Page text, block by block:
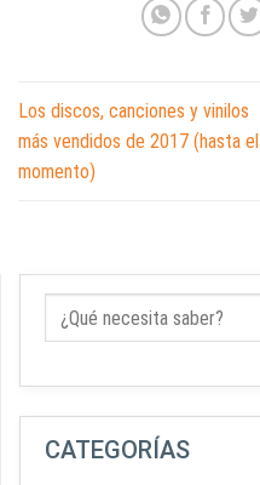
Los discos, canciones y vinilos
más vendidos de 2017 (hasta el
momento)
CATEGORÍAS